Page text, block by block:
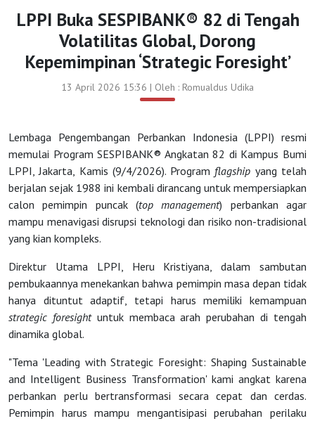
Solusi
Terintegrasi
Public
Training
LPPI Buka SESPIBANK® 82 di Tengah
Volatilitas Global, Dorong
Kepemimpinan ‘Strategic Foresight’
13 April 2026 15:36 | Oleh : Romualdus Udika
Lembaga Pengembangan Perbankan Indonesia (LPPI) resmi
memulai Program SESPIBANK® Angkatan 82 di Kampus Bumi
LPPI, Jakarta, Kamis (9/4/2026). Program flagship yang telah
berjalan sejak 1988 ini kembali dirancang untuk mempersiapkan
calon pemimpin puncak (top management) perbankan agar
mampu menavigasi disrupsi teknologi dan risiko non-tradisional
yang kian kompleks.
Direktur Utama LPPI, Heru Kristiyana, dalam sambutan
pembukaannya menekankan bahwa pemimpin masa depan tidak
hanya dituntut adaptif, tetapi harus memiliki kemampuan
strategic foresightuntuk membaca arah perubahan di tengah
dinamika global.
"Tema 'Leading with Strategic Foresight: Shaping Sustainable
and Intelligent Business Transformation' kami angkat karena
perbankan perlu bertransformasi secara cepat dan cerdas.
Pemimpin harus mampu mengantisipasi perubahan perilaku